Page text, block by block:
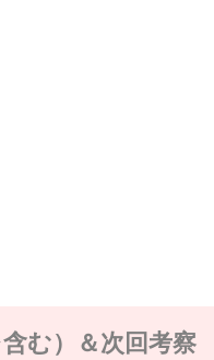
む）＆次回考察